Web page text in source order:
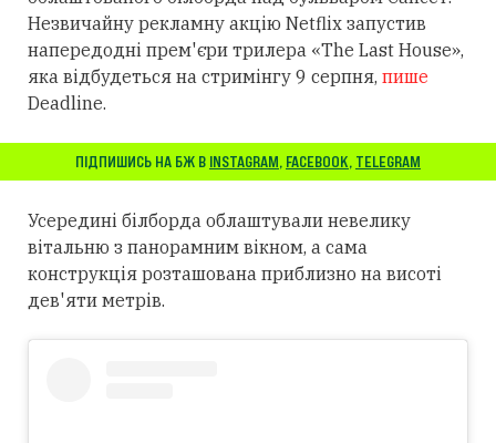
Незвичайну рекламну акцію Netflix запустив
напередодні прем'єри трилера «The Last House»,
яка відбудеться на стримінгу 9 серпня, пише
Deadline.
ПІДПИШИСЬ НА БЖ В INSTAGRAM, FACEBOOK, TELEGRAM
Усередині білборда облаштували невелику
вітальню з панорамним вікном, а сама
конструкція розташована приблизно на висоті
дев'яти метрів.